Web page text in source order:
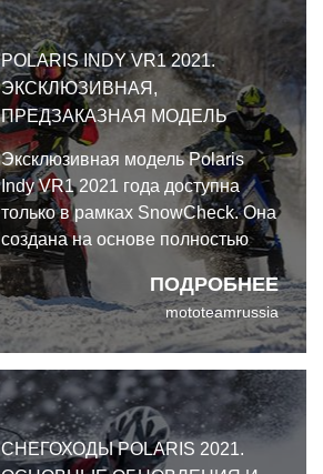
серийное производство.
POLARIS INDY VR1 2021.
ЭКСКЛЮЗИВНАЯ,
ПРЕДЗАКАЗНАЯ МОДЕЛЬ
ПОДРОБНЕЕ
Эксклюзивная модель Polaris
Indy VR1 2021 года доступна
только в рамках SnowCheck. Она
создана на основе полностью
новой платформы Matryx и
сочетает в себе превосходное
ускорение с точным
управлением и новейшими
технологиями.
mototeamrussia
СНЕГОХОДЫ POLARIS 2021.